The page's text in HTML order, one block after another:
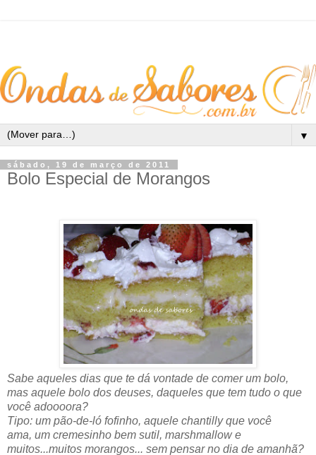
▼
sábado, 19 de março de 2011
Bolo Especial de Morangos
Sabe aqueles dias que te dá vontade de comer um bolo,
mas aquele bolo dos deuses, daqueles que tem tudo o que
você adoooora?
Tipo: um pão-de-ló fofinho, aquele chantilly que você
ama, um cremesinho bem sutil, marshmallow e
muitos...muitos morangos... sem pensar no dia de amanhã?